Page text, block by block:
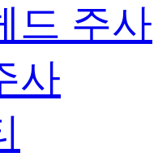
드 주사
사